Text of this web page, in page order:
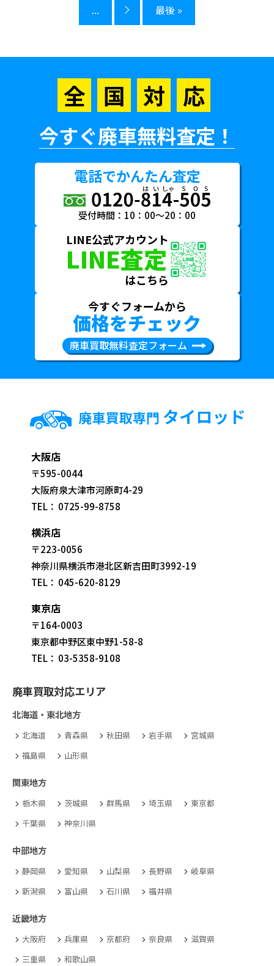
... 最後 »
全 国 対 応
今すぐ廃車無料査定！
電話でかんたん査定
受付時間：10：00～20：00
LINE公式アカウント
LINE査定
はこちら
今すぐフォームから
価格をチェック
廃車買取無料査定フォーム
大阪店
〒595-0044
大阪府泉大津市河原町4-29
TEL： 0725-99-8758
横浜店
〒223-0056
神奈川県横浜市港北区新吉田町3992-19
TEL： 045-620-8129
東京店
〒164-0003
東京都中野区東中野1-58-8
TEL： 03-5358-9108
廃車買取対応エリア
北海道・東北地方
北海道 青森県 秋田県 岩手県
宮城県
福島県
山形県
関東地方
栃木県 茨城県 群馬県 埼玉県
東京都
千葉県
神奈川県
中部地方
静岡県 愛知県 山梨県 長野県
岐阜県
新潟県
富山県 石川県 福井県
近畿地方
大阪府 兵庫県 京都府 奈良県
滋賀県
三重県
和歌山県